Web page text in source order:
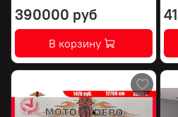
390000 руб
В корзину